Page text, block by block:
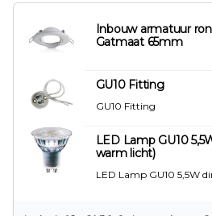
Inbouw armatuur
Gatmaat 65mm
GU10 Fitting
GU10 Fitting
LED Lamp GU10
warm licht)
LED Lamp GU10 5,5W